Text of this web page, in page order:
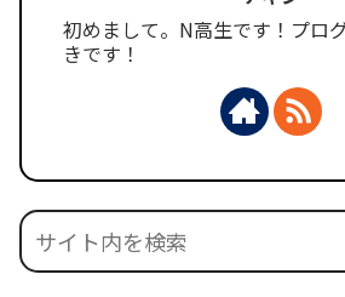
初めまして。N高生です！プロ
きです！